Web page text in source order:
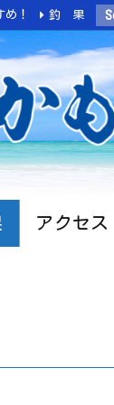
アクセス
！ 釣 果